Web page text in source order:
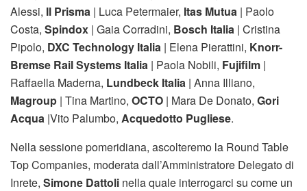
Alessi, Il Prisma | Luca Petermaier, Itas Mutua | Paolo
Costa, Spindox | Gaia Corradini, Bosch Italia | Cristina
Pipolo, DXC Technology Italia | Elena Pierattini, Knorr-
Bremse Rail Systems Italia | Paola Nobili, Fujifilm |
Raffaella Maderna, Lundbeck Italia | Anna Illiano,
Magroup | Tina Martino, OCTO | Mara De Donato, Gori
Acqua |Vito Palumbo, Acquedotto Pugliese.
Nella sessione pomeridiana, ascolteremo la Round Table
Top Companies, moderata dall’Amministratore Delegato di
Inrete, Simone Dattoli nella quale interrogarci su come un